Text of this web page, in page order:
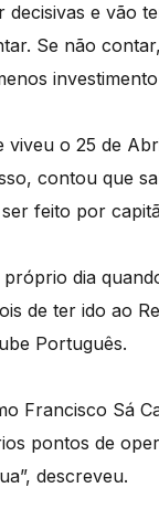
decisivas e
Se não
o 25 de
contou que
feito por
dia
de ter ido ao
Português.
Francisco Sá
pontos de
descreveu.